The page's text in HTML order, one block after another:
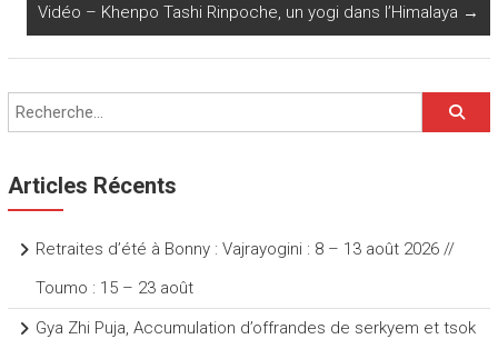
ok
p e
Vidéo – Khenpo Tashi Rinpoche, un yogi dans l’Himalaya →
Articles Récents
Retraites d’été à Bonny : Vajrayogini : 8 – 13 août 2026 //
Toumo : 15 – 23 août
Gya Zhi Puja, Accumulation d’offrandes de serkyem et tsok